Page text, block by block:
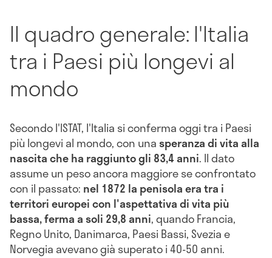
Il quadro generale: l'Italia
tra i Paesi più longevi al
mondo
Secondo l'ISTAT, l'Italia si conferma oggi tra i Paesi
più longevi al mondo, con unasperanza di vita alla
nascita che ha raggiunto gli 83,4 anni. Il dato
assume un peso ancora maggiore se confrontato
con il passato: nel 1872 la penisola era tra i
territori europei con l'aspettativa di vita più
bassa, ferma a soli 29,8 anni, quando Francia,
Regno Unito, Danimarca, Paesi Bassi, Svezia e
Norvegia avevano già superato i 40-50 anni.